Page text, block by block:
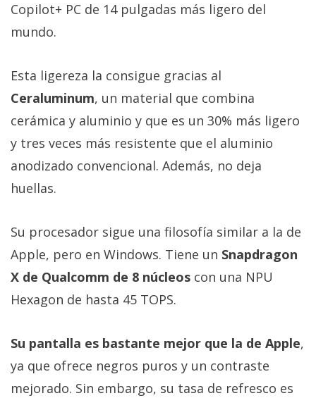
Copilot+ PC de 14 pulgadas más ligero del
mundo.
Esta ligereza la consigue gracias al
Ceraluminum, un material que combina
cerámica y aluminio y que es un 30% más ligero
y tres veces más resistente que el aluminio
anodizado convencional. Además, no deja
huellas.
Su procesador sigue una filosofía similar a la de
Apple, pero en Windows. Tiene un Snapdragon
X de Qualcomm de 8 núcleos con una NPU
Hexagon de hasta 45 TOPS.
Su pantalla es bastante mejor que la de Apple,
ya que ofrece negros puros y un contraste
mejorado. Sin embargo, su tasa de refresco es